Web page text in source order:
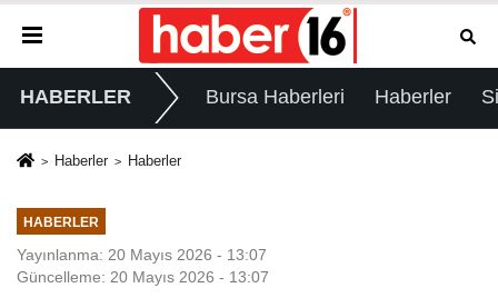
HABERLER Bursa Haberleri Haberler
Haberler Haberler
HABERLER
Yayınlanma: 20 Mayıs 2026 - 13:07
Güncelleme: 20 Mayıs 2026 - 13:07